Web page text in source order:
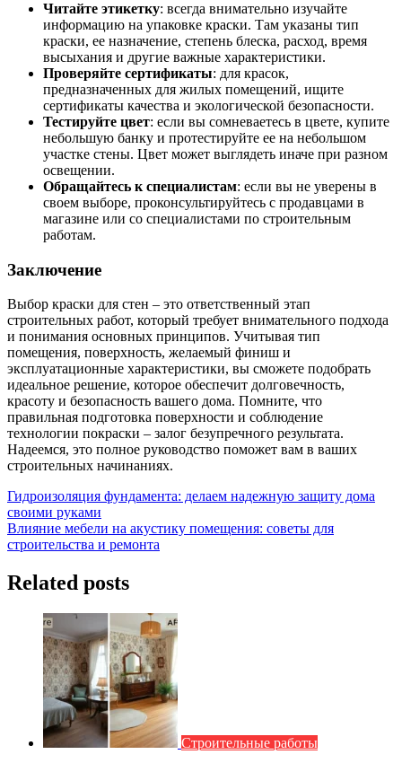
Читайте этикетку: всегда внимательно изучайте
информацию на упаковке краски. Там указаны тип
краски, ее назначение, степень блеска, расход, время
высыхания и другие важные характеристики.
Проверяйте сертификаты: для красок,
предназначенных для жилых помещений, ищите
сертификаты качества и экологической безопасности.
Тестируйте цвет: если вы сомневаетесь в цвете, купите
небольшую банку и протестируйте ее на небольшом
участке стены. Цвет может выглядеть иначе при разном
освещении.
Обращайтесь к специалистам: если вы не уверены в
своем выборе, проконсультируйтесь с продавцами в
магазине или со специалистами по строительным
работам.
Заключение
Выбор краски для стен – это ответственный этап
строительных работ, который требует внимательного подхода
и понимания основных принципов. Учитывая тип
помещения, поверхность, желаемый финиш и
эксплуатационные характеристики, вы сможете подобрать
идеальное решение, которое обеспечит долговечность,
красоту и безопасность вашего дома. Помните, что
правильная подготовка поверхности и соблюдение
технологии покраски – залог безупречного результата.
Надеемся, это полное руководство поможет вам в ваших
строительных начинаниях.
Навигация
по
записям
Гидроизоляция фундамента: делаем надежную защиту дома
своими руками
Влияние мебели на акустику помещения: советы для
строительства и ремонта
Related posts
Строительные работы